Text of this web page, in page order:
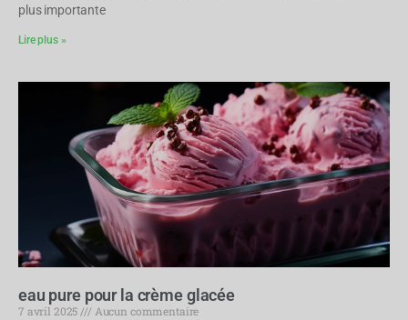
plus importante
Lire plus »
eau pure pour la crème glacée
7 avril 2025
Aucun commentaire